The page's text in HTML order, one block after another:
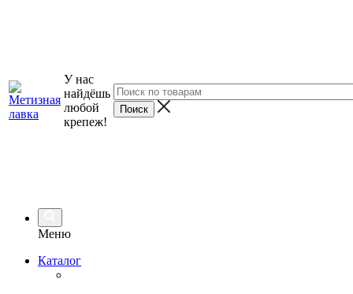
У нас
найдёшь
любой
крепеж!
Меню
Каталог